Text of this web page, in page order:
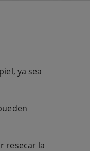
ya sea
resecar la